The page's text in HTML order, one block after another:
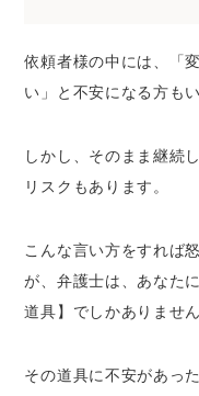
1.ほかの法律
2.費用対効果
4.費用や実費
5.新しい弁護
法律事務所内で
能
弁護士を途中で
2.成立した示
依頼者様の中には、「
い」と不安になる方もい
しかし、そのまま継続
リスクもあります。
こんな言い方をすれば
が、弁護士は、あなた
道具】でしかありません
その道具に不安があっ